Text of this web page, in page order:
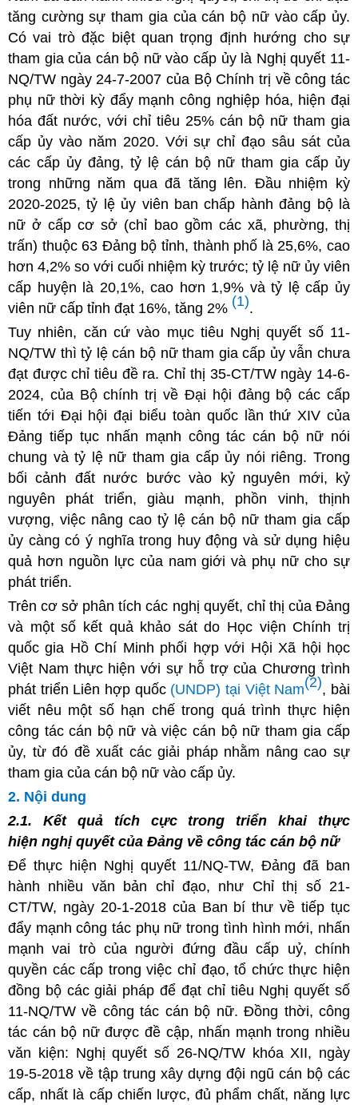
tăng cường sự tham gia của cán bộ nữ vào cấp ủy.
Có vai trò đặc biệt quan trọng định hướng cho sự
tham gia của cán bộ nữ vào cấp ủy là Nghị quyết 11-
NQ/TW ngày 24-7-2007 của Bộ Chính trị về công tác
phụ nữ thời kỳ đẩy mạnh công nghiệp hóa, hiện đại
hóa đất nước, với chỉ tiêu 25% cán bộ nữ tham gia
cấp ủy vào năm 2020. Với sự chỉ đạo sâu sát của
các cấp ủy đảng, tỷ lệ cán bộ nữ tham gia cấp ủy
trong những năm qua đã tăng lên. Đầu nhiệm kỳ
2020-2025, tỷ lệ ủy viên ban chấp hành đảng bộ là
nữ ở cấp cơ sở (chỉ bao gồm các xã, phường, thị
trấn) thuộc 63 Đảng bộ tỉnh, thành phố là 25,6%, cao
hơn 4,2% so với cuối nhiệm kỳ trước; tỷ lệ nữ ủy viên
cấp huyện là 20,1%, cao hơn 1,9% và tỷ lệ cấp ủy
viên nữ cấp tỉnh đạt 16%, tăng 2% (1).
Tuy nhiên, căn cứ vào mục tiêu Nghị quyết số 11-
NQ/TW thì tỷ lệ cán bộ nữ tham gia cấp ủy vẫn chưa
đạt được chỉ tiêu đề ra. Chỉ thị 35-CT/TW ngày 14-6-
2024, của Bộ chính trị về Đại hội đảng bộ các cấp
tiến tới Đại hội đại biểu toàn quốc lần thứ XIV của
Đảng tiếp tục nhấn mạnh công tác cán bộ nữ nói
chung và tỷ lệ nữ tham gia cấp ủy nói riêng. Trong
bối cảnh đất nước bước vào kỷ nguyên mới, kỷ
nguyên phát triển, giàu mạnh, phồn vinh, thịnh
vượng, việc nâng cao tỷ lệ cán bộ nữ tham gia cấp
ủy càng có ý nghĩa trong huy động và sử dụng hiệu
quả hơn nguồn lực của nam giới và phụ nữ cho sự
phát triển.
Trên cơ sở phân tích các nghị quyết, chỉ thị của Đảng
và một số kết quả khảo sát do Học viện Chính trị
quốc gia Hồ Chí Minh phối hợp với Hội Xã hội học
Việt Nam thực hiện với sự hỗ trợ của Chương trình
phát triển Liên hợp quốc (UNDP) tại Việt Nam(2), bài
viết nêu một số hạn chế trong quá trình thực hiện
công tác cán bộ nữ và việc cán bộ nữ tham gia cấp
ủy, từ đó đề xuất các giải pháp nhằm nâng cao sự
tham gia của cán bộ nữ vào cấp ủy.
2. Nội dung
2.1. Kết quả tích cực trong triển khai thực
hiện nghị quyết của Đảng về công tác cán bộ nữ
Để thực hiện Nghị quyết 11/NQ-TW, Đảng đã ban
hành nhiều văn bản chỉ đạo, như Chỉ thị số 21-
CT/TW, ngày 20-1-2018 của Ban bí thư về tiếp tục
đẩy mạnh công tác phụ nữ trong tình hình mới, nhấn
mạnh vai trò của người đứng đầu cấp uỷ, chính
quyền các cấp trong việc chỉ đạo, tổ chức thực hiện
đồng bộ các giải pháp để đạt chỉ tiêu Nghị quyết số
11-NQ/TW về công tác cán bộ nữ. Đồng thời, công
tác cán bộ nữ được đề cập, nhấn mạnh trong nhiều
văn kiện: Nghị quyết số 26-NQ/TW khóa XII, ngày
19-5-2018 về tập trung xây dựng đội ngũ cán bộ các
cấp, nhất là cấp chiến lược, đủ phẩm chất, năng lực